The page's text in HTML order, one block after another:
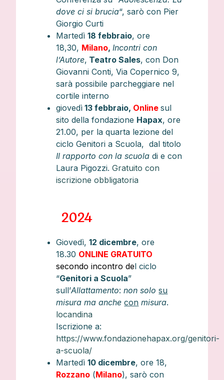
dove ci si brucia“, sarò con Pier
Giorgio Curti
Martedì18 febbraio, ore
18,30, Milano,Incontri con
l’Autore, Teatro Sales, con Don
Giovanni Conti, Via Copernico 9,
sarà possibile parcheggiare nel
cortile interno
giovedì 13 febbraio, Onlinesul
sito della fondazione Hapax, ore
21.00, per la quarta lezione del
ciclo Genitori a Scuola, dal titolo
Il rapporto con la scuola di e con
Laura Pigozzi.Gratuito con
iscrizione obbligatoria
2024
Giovedì,12 dicembre, ore
18.30 ONLINE GRATUITO
secondo incontro del ciclo
“Genitori a Scuola”
sull’Allattamento: non solosu
misura ma anchecon misura.
locandina
Iscrizione a:
https://www.fondazionehapax.org/genitori-
a-scuola/
Martedì10 dicembre, ore 18,
Rozzano (Milano), sarò con